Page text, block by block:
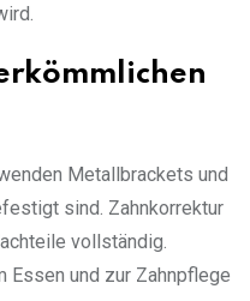
Metallbrackets und
sind. Zahnkorrektur
vollständig.
Essen und zur Zahnpflege